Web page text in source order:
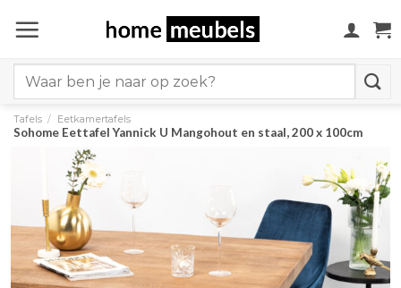
naar
for:
Tafels / Eetkamertafels
Sohome Eettafel Yannick U Mangohout en staal, 200 x 100cm